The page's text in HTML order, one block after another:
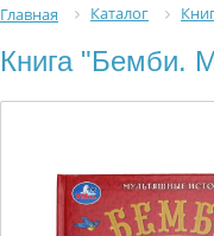
Главная Каталог
Книга "Бемби.